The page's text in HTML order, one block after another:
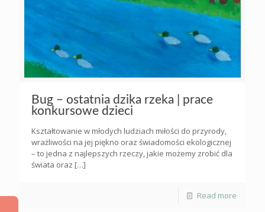
Bug – ostatnia dzika rzeka | prace
konkursowe dzieci
Kształtowanie w młodych ludziach miłości do przyrody,
wrażliwości na jej piękno oraz świadomości ekologicznej
– to jedna z najlepszych rzeczy, jakie możemy zrobić dla
świata oraz […]
Read more